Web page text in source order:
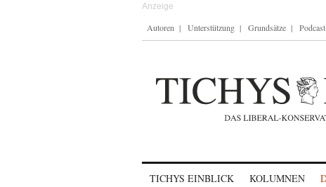
Autoren Unterstützung Grundsätze Podcast
TICHYS EINBLICK KOLUMNEN